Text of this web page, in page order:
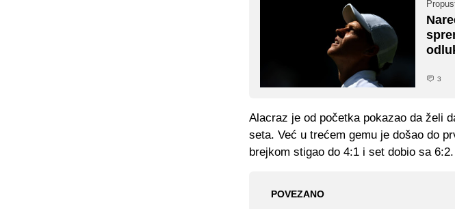
3
Alacraz je od početka pokazao da želi
seta. Već u trećem gemu je došao do
brejkom stigao do 4:1 i set dobio sa 6:2.
POVEZANO